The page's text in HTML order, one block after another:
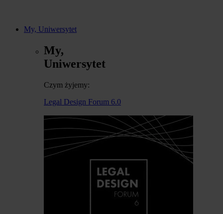
My, Uniwersytet
My,
Uniwersytet
Czym żyjemy:
Legal Design Forum 6.0